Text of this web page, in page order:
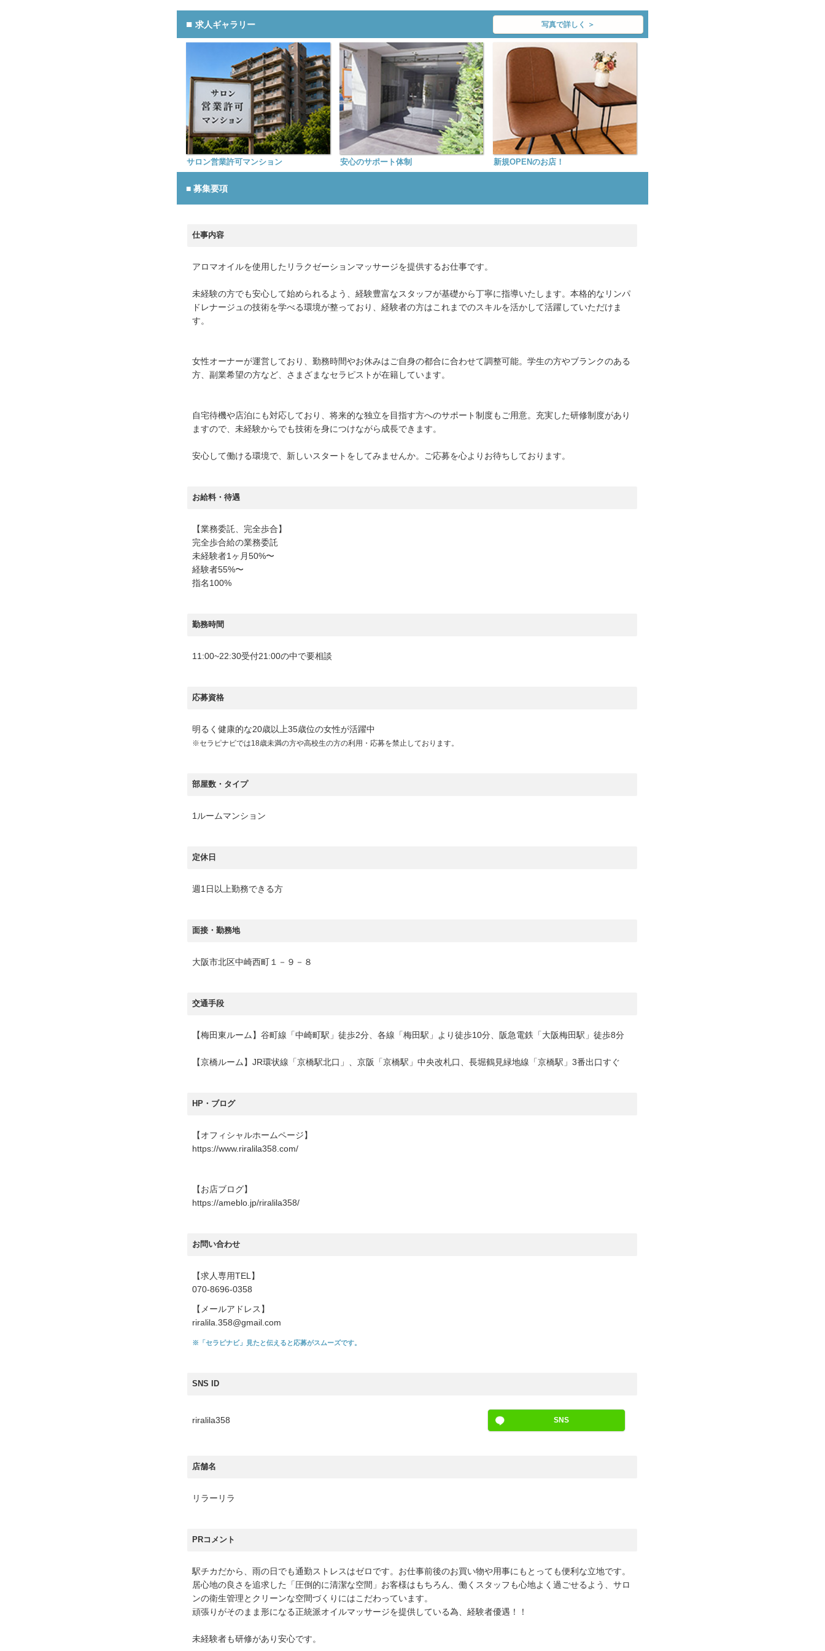
求人ギャラリー 写真で詳しく ＞
サロン営業許可マンション 安心のサポート体制 新規OPENのお店！
募集要項
仕事内容
アロマオイルを使用したリラクゼーションマッサージを提供するお仕事です。
未経験の方でも安心して始められるよう、経験豊富なスタッフが基礎から丁寧に指導いたします。本格的なリンパ
ドレナージュの技術を学べる環境が整っており、経験者の方はこれまでのスキルを活かして活躍していただけま
す。
女性オーナーが運営しており、勤務時間やお休みはご自身の都合に合わせて調整可能。学生の方やブランクのある
方、副業希望の方など、さまざまなセラピストが在籍しています。
自宅待機や店泊にも対応しており、将来的な独立を目指す方へのサポート制度もご用意。充実した研修制度があり
ますので、未経験からでも技術を身につけながら成長できます。
安心して働ける環境で、新しいスタートをしてみませんか。ご応募を心よりお待ちしております。
お給料・待遇
【業務委託、完全歩合】
完全歩合給の業務委託
未経験者1ヶ月50%〜
経験者55%〜
指名100%
勤務時間
11:00~22:30受付21:00の中で要相談
応募資格
明るく健康的な20歳以上35歳位の女性が活躍中
※セラピナビでは18歳未満の方や高校生の方の利用・応募を禁止しております。
部屋数・タイプ
1ルームマンション
定休日
週1日以上勤務できる方
面接・勤務地
大阪市北区中崎西町１－９－８
交通手段
【梅田東ルーム】谷町線「中崎町駅」徒歩2分、各線「梅田駅」より徒歩10分、阪急電鉄「大阪梅田駅」徒歩8分
【京橋ルーム】JR環状線「京橋駅北口」、京阪「京橋駅」中央改札口、長堀鶴見緑地線「京橋駅」3番出口すぐ
HP・ブログ
【オフィシャルホームページ】
https://www.riralila358.com/
【お店ブログ】
https://ameblo.jp/riralila358/
お問い合わせ
【求人専用TEL】
070-8696-0358
【メールアドレス】
riralila.358@gmail.com
※「セラピナビ」見たと伝えると応募がスムーズです。
SNS ID
riralila358 SNS
店舗名
リラーリラ
PRコメント
駅チカだから、雨の日でも通勤ストレスはゼロです。お仕事前後のお買い物や用事にもとっても便利な立地です。
居心地の良さを追求した「圧倒的に清潔な空間」お客様はもちろん、働くスタッフも心地よく過ごせるよう、サロ
ンの衛生管理とクリーンな空間づくりにはこだわっています。
頑張りがそのまま形になる正統派オイルマッサージを提供している為、経験者優遇！！
未経験者も研修があり安心です。